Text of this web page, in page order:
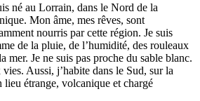
né au Lorrain, dans le Nord de la
Mon âme, mes rêves, sont
nourris par cette région. Je suis
de la pluie, de l’humidité, des rouleaux
mer. Je ne suis pas proche du sable blanc.
Aussi, j’habite dans le Sud, sur la
étrange, volcanique et chargé